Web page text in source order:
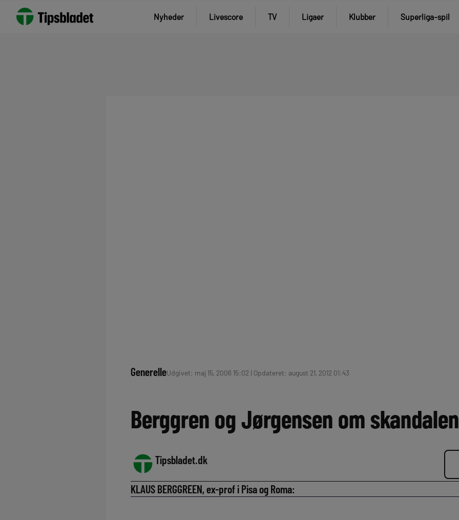
Nyheder Livescore TV Ligaer Klubber Superliga-spil
GenerelleUdgivet: maj 15, 2006 15:02 | Opdateret: august 21, 2012 01:43
Berggren og Jørgensen om skandalen
Tipsbladet.dk
KLAUS BERGGREEN, ex-prof i Pisa og Roma: